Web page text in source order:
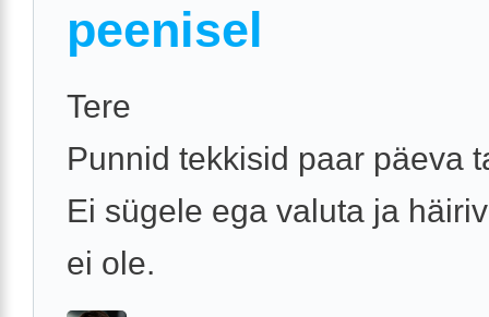
peenisel
Tere
Punnid tekkisid paar päeva
Ei sügele ega valuta ja
ei ole.